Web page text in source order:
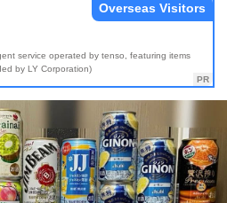
service operated by tenso, featuring items
by LY Corporation)
Overseas Visitors